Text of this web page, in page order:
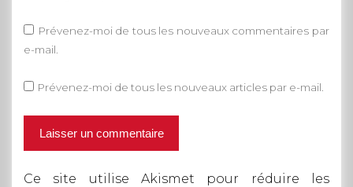
Prévenez-moi de tous les nouveaux commentaires par
e-mail.
Prévenez-moi de tous les nouveaux articles par e-mail.
Ce site utilise Akismet pour réduire les